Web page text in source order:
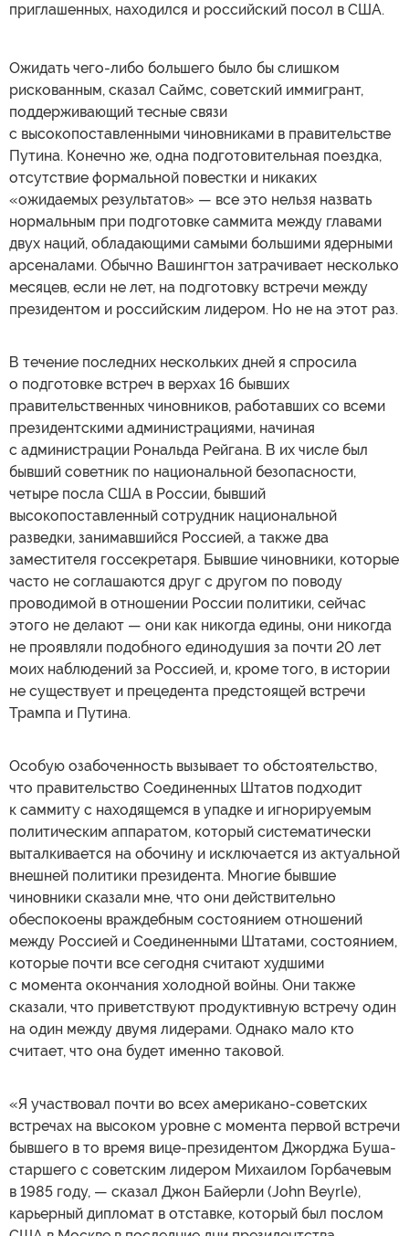
приглашенных, находился и российский посол в США.
Ожидать чего-либо большего было бы слишком
рискованным, сказал Саймс, советский иммигрант,
поддерживающий тесные связи
с высокопоставленными чиновниками в правительстве
Путина. Конечно же, одна подготовительная поездка,
отсутствие формальной повестки и никаких
«ожидаемых результатов» — все это нельзя назвать
нормальным при подготовке саммита между главами
двух наций, обладающими самыми большими ядерными
арсеналами. Обычно Вашингтон затрачивает несколько
месяцев, если не лет, на подготовку встречи между
президентом и российским лидером. Но не на этот раз.
В течение последних нескольких дней я спросила
о подготовке встреч в верхах 16 бывших
правительственных чиновников, работавших со всеми
президентскими администрациями, начиная
с администрации Рональда Рейгана. В их числе был
бывший советник по национальной безопасности,
четыре посла США в России, бывший
высокопоставленный сотрудник национальной
разведки, занимавшийся Россией, а также два
заместителя госсекретаря. Бывшие чиновники, которые
часто не соглашаются друг с другом по поводу
проводимой в отношении России политики, сейчас
этого не делают — они как никогда едины, они никогда
не проявляли подобного единодушия за почти 20 лет
моих наблюдений за Россией, и, кроме того, в истории
не существует и прецедента предстоящей встречи
Трампа и Путина.
Особую озабоченность вызывает то обстоятельство,
что правительство Соединенных Штатов подходит
к саммиту с находящемся в упадке и игнорируемым
политическим аппаратом, который систематически
выталкивается на обочину и исключается из актуальной
внешней политики президента. Многие бывшие
чиновники сказали мне, что они действительно
обеспокоены враждебным состоянием отношений
между Россией и Соединенными Штатами, состоянием,
которые почти все сегодня считают худшими
с момента окончания холодной войны. Они также
сказали, что приветствуют продуктивную встречу один
на один между двумя лидерами. Однако мало кто
считает, что она будет именно таковой.
«Я участвовал почти во всех американо-советских
встречах на высоком уровне с момента первой встречи
бывшего в то время вице-президентом Джорджа Буша-
старшего с советским лидером Михаилом Горбачевым
в 1985 году, — сказал Джон Байерли (John Beyrle),
карьерный дипломат в отставке, который был послом